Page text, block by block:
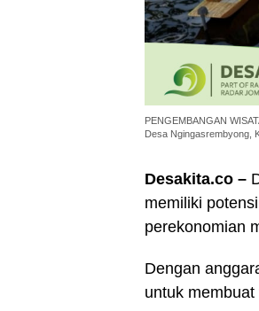
PENGEMBANGAN
Desa Ngingasrembyong,
Desakita.co –
memiliki
perekonomian
Dengan
untuk